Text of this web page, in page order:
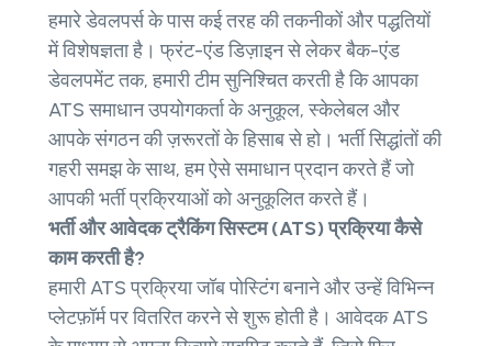
हमारे डेवलपर्स के पास कई तरह की तकनीकों और पद्धतियों
में विशेषज्ञता है। फ्रंट-एंड डिज़ाइन से लेकर बैक-एंड
डेवलपमेंट तक, हमारी टीम सुनिश्चित करती है कि आपका
ATS समाधान उपयोगकर्ता के अनुकूल, स्केलेबल और
आपके संगठन की ज़रूरतों के हिसाब से हो। भर्ती सिद्धांतों की
गहरी समझ के साथ, हम ऐसे समाधान प्रदान करते हैं जो
आपकी भर्ती प्रक्रियाओं को अनुकूलित करते हैं।
भर्ती और आवेदक ट्रैकिंग सिस्टम (ATS) प्रक्रिया कैसे
काम करती है?
हमारी ATS प्रक्रिया जॉब पोस्टिंग बनाने और उन्हें विभिन्न
प्लेटफ़ॉर्म पर वितरित करने से शुरू होती है। आवेदक ATS